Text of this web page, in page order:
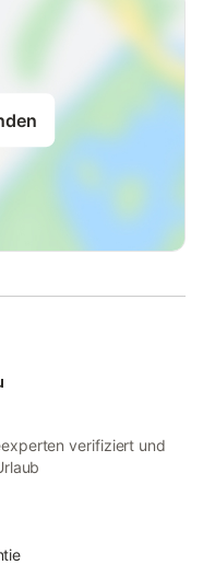
verifiziert und